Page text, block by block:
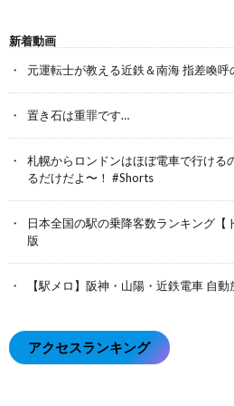
新着動画
元運転士が教える近鉄＆南海 指差喚呼
置き石は重罪です…
札幌からロンドンはほぼ電車で行ける
るだけだよ〜！ #Shorts
日本全国の駅の乗降客数ランキング【
版
【駅メロ】阪神・山陽・近鉄電車 自
アクセスランキング